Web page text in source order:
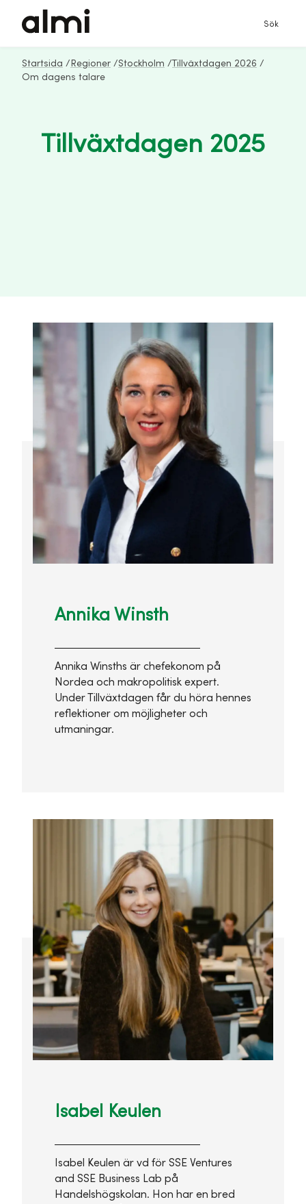
Sök
Startsida / Regioner /Stockholm /Tillväxtdagen 2026 /
Om dagens talare
Tillväxtdagen 2025
Annika Winsth
Annika Winsths är chefekonom på
Nordea och makropolitisk expert.
Under Tillväxtdagen får du höra hennes
reflektioner om möjligheter och
utmaningar.
Isabel Keulen
Isabel Keulen är vd för SSE Ventures
and SSE Business Lab på
Handelshögskolan. Hon har en bred